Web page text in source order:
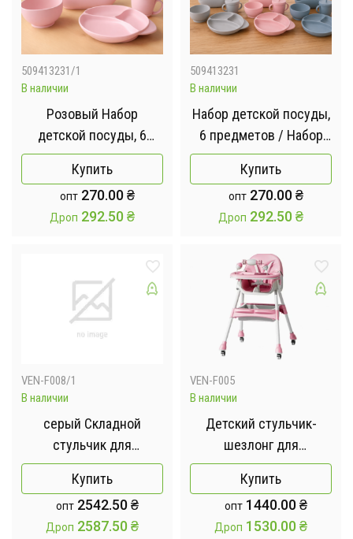
509413231/1
В наличии
Розовый Набор
детской посуды, 6
предметов / Набор
детской силиконовой
посуды Розовый
Купить
опт 270.00₴
Дроп 292.50₴
509413231
В наличии
Набор детской посуды,
6 предметов / Набор
детской силиконовой
посуды
Купить
опт 270.00₴
Дроп 292.50₴
VEN-F008/1
В наличии
серый Складной
стульчик для
кормления 3в1 для
кормления и отдыха
Купить
опт 2542.50₴
Дроп 2587.50₴
VEN-F005
В наличии
Детский стульчик-
шезлонг для
кормления с
регулируемой спинкой
и столиком 2в1 VEN-
F005
Купить
опт 1440.00₴
Дроп 1530.00₴